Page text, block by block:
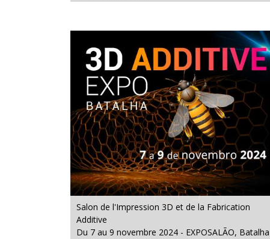
Du 27 au 29 mars 2025 - EXPONOR, Matosinhos,
Du jeudi au samedi, de 10h à 19h
Salon de l'Impression 3D et de la Fabrication
Additive
Du 7 au 9 novembre 2024 - EXPOSALÃO, Batalha